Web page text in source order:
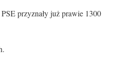
przyznały już prawie 1300